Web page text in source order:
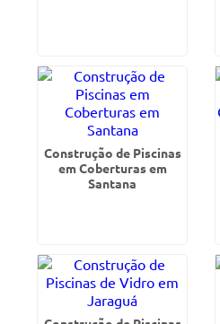
Construção de Piscinas
em Coberturas em
Santana